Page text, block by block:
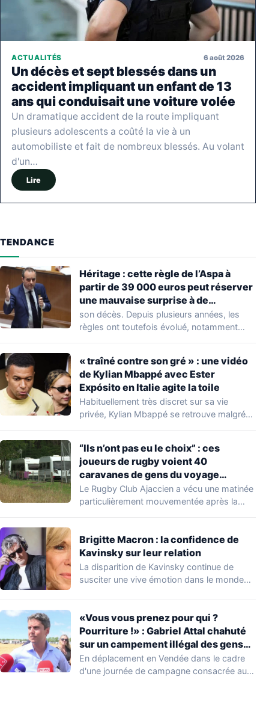
ACTUALITÉS 6 août 2026
Un décès et sept blessés dans un
accident impliquant un enfant de 13
ans qui conduisait une voiture volée
Un dramatique accident de la route impliquant
plusieurs adolescents a coûté la vie à un
automobiliste et fait de nombreux blessés. Au volant
d'un…
Lire
TENDANCE
Héritage : cette règle de l’Aspa à
partir de 39 000 euros peut réserver
une mauvaise surprise à de
nombreuses familles
son décès. Depuis plusieurs années, les
règles ont toutefois évolué, notamment
« traîné contre son gré » : une vidéo
de Kylian Mbappé avec Ester
Expósito en Italie agite la toile
Habituellement très discret sur sa vie
privée, Kylian Mbappé se retrouve malgré
“Ils n’ont pas eu le choix” : ces
joueurs de rugby voient 40
caravanes de gens du voyage
s’installer dans leur stade, ils les
délogent en moins d’1 heure
Le Rugby Club Ajaccien a vécu une matinée
particulièrement mouvementée après la
Brigitte Macron : la confidence de
Kavinsky sur leur relation
La disparition de Kavinsky continue de
susciter une vive émotion dans le monde
«Vous vous prenez pour qui ?
Pourriture !» : Gabriel Attal chahuté
sur un campement illégal des gens
du voyage
En déplacement en Vendée dans le cadre
d'une journée de campagne consacrée aux